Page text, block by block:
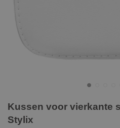
Kussen voor vierkante
Stylix